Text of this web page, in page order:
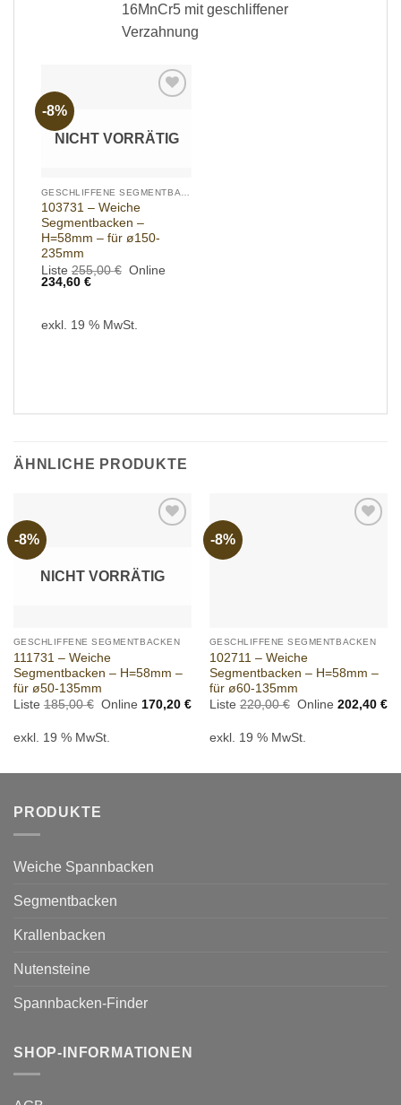
16MnCr5 mit geschliffener
Verzahnung
-8%
NICHT VORRÄTIG
103731 – Weiche
Segmentbacken –
H=58mm – für ø150-
235mm
Liste 255,00€ Ursprünglicher
Online
234,60 €Aktueller
exkl. 19 % MwSt.
ÄHNLICHE PRODUKTE
-8%
NICHT VORRÄTIG
GESCHLIFFENE SEGMENTBACKEN
111731 – Weiche
Segmentbacken – H=58mm –
für ø50-135mm
Liste 185,00€ Ursprünglicher
185,00 €
Online 170,20 €Aktueller
170,20 €.
exkl. 19 % MwSt.
-8%
GESCHLIFFENE SEGMENTBACKEN
102711 – Weiche
Segmentbacken – H=58mm –
für ø60-135mm
Liste 220,00€ Ursprünglicher
220,00 €
Online 202,40 €
exkl. 19 % MwSt.
PRODUKTE
Weiche Spannbacken
Segmentbacken
Krallenbacken
Nutensteine
Spannbacken-Finder
SHOP-INFORMATIONEN